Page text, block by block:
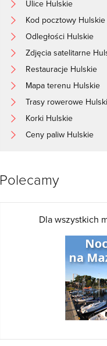
Ulice Hulskie
Kod pocztowy Hulskie
Odległości Hulskie
Zdjęcia satelitarne
Restauracje Hulskie
Mapa terenu Hulskie
Trasy rowerowe
Korki Hulskie
Ceny paliw Hulskie
Polecamy
Dla wszystkich